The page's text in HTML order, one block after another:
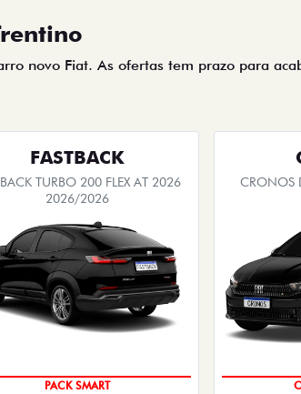
novo Fiat. As ofertas tem prazo para
FASTBACK
TURBO 200 FLEX AT 2026
2026/2026
PACK SMART
CRONOS